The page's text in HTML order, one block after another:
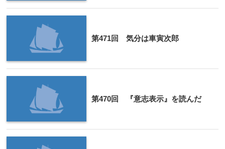
第471回 気分は車寅次郎
第470回 『意志表示』を読んだ